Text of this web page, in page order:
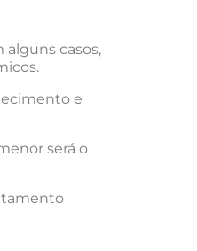
alguns casos,
e
será o